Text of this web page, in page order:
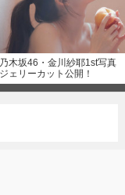
乃木坂46・金川紗耶1st写真
ェリーカット公開！